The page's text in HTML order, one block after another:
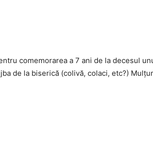
comemorarea a 7 ani de la decesul
de la biserică (colivă, colaci, etc?)